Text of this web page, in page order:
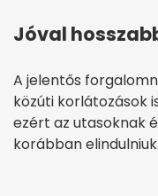
Jóval
A jelentős
közúti korlátozások
ezért az utasoknak
korábban elindulniuk.